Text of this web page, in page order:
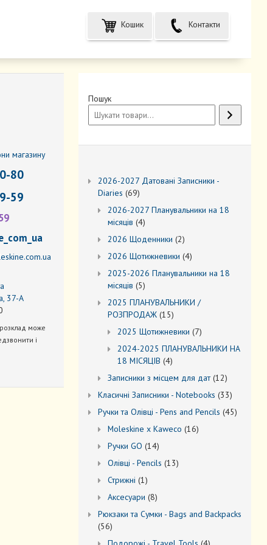
Кошик Контакти
магазину
80
59
37-А
може
і
Пошук
2026-2027 Датовані Записники -
Diaries 6969
товарів
2026-2027 Планувальники на 18
місяців 44
2026 Щоденники 22
товари
2026 Щотижневики 44
2025-2026 Планувальники на 18
місяців 55
товарів
2025 ПЛАНУВАЛЬНИКИ /
РОЗПРОДАЖ 1515
товарів
2025 Щотижневики 77
товарів
2024-2025 ПЛАНУВАЛЬНИКИ НА
18 МІСЯЦІВ 44
Записники з місцем для дат 1212
товарів
Kласичні Записники - Notebooks 3333
товари
Ручки та Олівці - Pens and Pencils 4545
Moleskine x Kaweco 1616
Ручки GO 1414
товарів
Oлівці - Pencils 1313
Стрижні 11
товар
Аксесуари 88
товарів
Рюкзаки та Cумки - Bags and Backpacks
5656
товарів
4